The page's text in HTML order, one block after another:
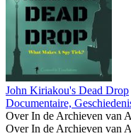
John Kiriakou's Dead Drop
Documentaire,
Over In de Archieven van
Over In de Archieven van